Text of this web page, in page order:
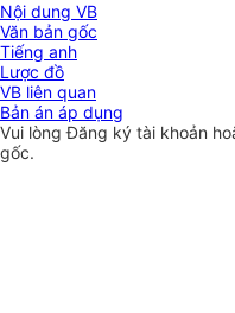
Nội dung VB
Văn bản gốc
Tiếng anh
Lược đồ
VB liên quan
Bản án áp dụng
Vui lòngĐăng ký tài khoản
gốc.